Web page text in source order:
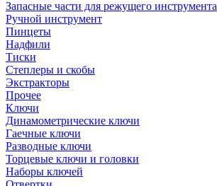
Запасные части для режущего инструмента
Ручной инструмент
Пинцеты
Надфили
Тиски
Степлеры и скобы
Экстракторы
Прочее
Ключи
Динамометрические ключи
Гаечные ключи
Разводные ключи
Торцевые ключи и головки
Наборы ключей